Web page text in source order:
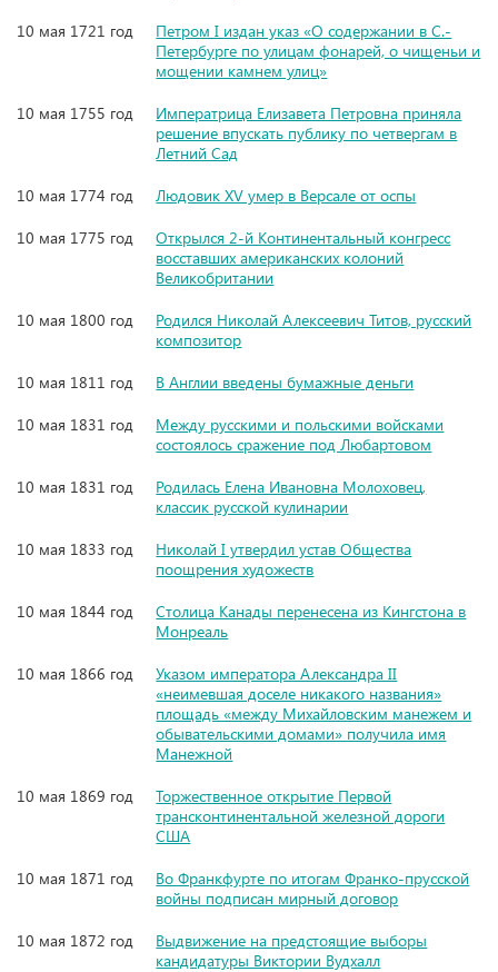
10 мая 1721 год
Петром I издан указ «О содержании в С.-
Петербурге по улицам фонарей, о чищеньи и
мощении камнем улиц»
10 мая 1755 год
Императрица Елизавета Петровна приняла
решение впускать публику по четвергам в
Летний Сад
10 мая 1774 год
Людовик XV умер в Версале от оспы
10 мая 1775 год
Открылся 2-й Континентальный конгресс
восставших американских колоний
Великобритании
10 мая 1800 год
Родился Николай Алексеевич Титов, русский
композитор
10 мая 1811 год
В Англии введены бумажные деньги
10 мая 1831 год
Между русскими и польскими войсками
состоялось сражение под Любартовом
10 мая 1831 год
Родилась Елена Ивановна Молоховец,
классик русской кулинарии
10 мая 1833 год
Николай I утвердил устав Общества
поощрения художеств
10 мая 1844 год
Столица Канады перенесена из Кингстона в
Монреаль
10 мая 1866 год
Указом императора Александра II
«неимевшая доселе никакого названия»
площадь «между Михайловским манежем и
обывательскими домами» получила имя
Манежной
10 мая 1869 год
Торжественное открытие Первой
трансконтинентальной железной дороги
США
10 мая 1871 год
Во Франкфурте по итогам Франко-прусской
войны подписан мирный договор
10 мая 1872 год
Выдвижение на предстоящие выборы
кандидатуры Виктории Вудхалл